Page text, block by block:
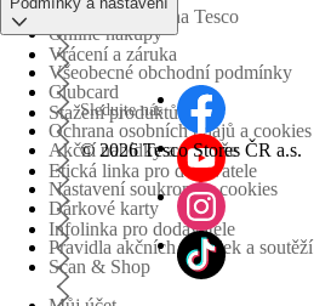
Obchodní skupina Tesco
Vrácení a záruka
Stažení produktů
Etická linka pro dodavatele
Infolinka pro dodavatele
Online nákupy
Clubcard
Akční nabídky a soutěže
Dárkové karty
Scan & Shop
Všeobecné obchodní podmínky
Ochrana osobních údajů a cookies
Nastavení soukromí a cookies
Pravidla akčních nabídek a soutěží
Sledujte nás
© 2026 Tesco Stores ČR a.s.